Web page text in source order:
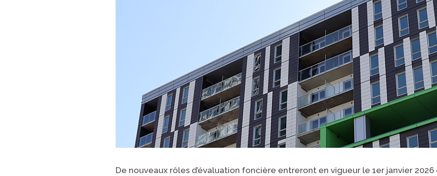
De nouveaux rôles d’évaluation foncière entreront en vigueur le 1er janvier 2026